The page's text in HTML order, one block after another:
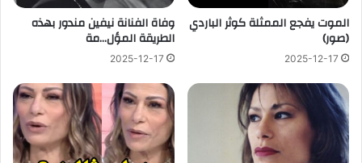
الموت يفجع الممثلة كوثر الباردي
(صور)
2025-12-17
وفاة الفنانة نيفين مندور بهذه
الطريقة المؤل…مة
2025-12-17